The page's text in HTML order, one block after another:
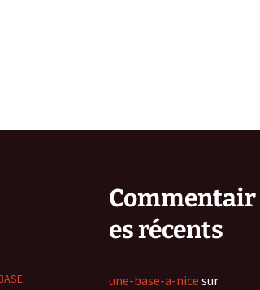
Commentair
es récents
une-base-a-nice sur